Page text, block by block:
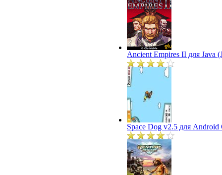
Ancient Empires II для Java
Space Dog v2.5 для Android